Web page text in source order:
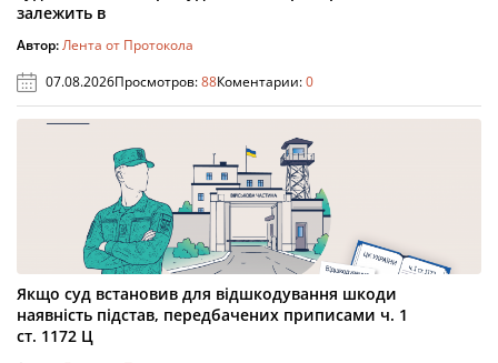
залежить в
Автор:Лента от Протокола
07.08.2026Просмотров:88Коментарии:0
Якщо суд встановив для відшкодування шкоди
наявність підстав, передбачених приписами ч. 1
ст. 1172 Ц